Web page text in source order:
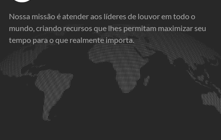
Nossa missão é atender aos líderes de louvor em todo o
mundo, criando recursos que lhes permitam maximizar seu
tempo para o que realmente importa.